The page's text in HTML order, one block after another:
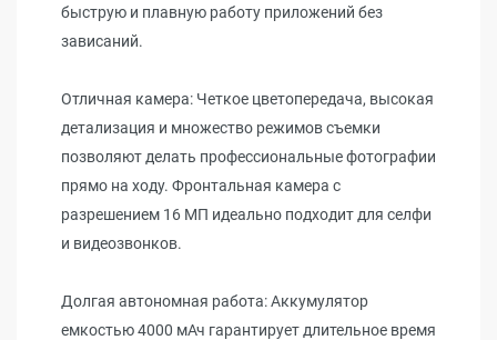
быструю и плавную работу приложений без
зависаний.
Отличная камера: Четкое цветопередача, высокая
детализация и множество режимов съемки
позволяют делать профессиональные фотографии
прямо на ходу. Фронтальная камера с
разрешением 16 МП идеально подходит для селфи
и видеозвонков.
Долгая автономная работа: Аккумулятор
емкостью 4000 мАч гарантирует длительное время